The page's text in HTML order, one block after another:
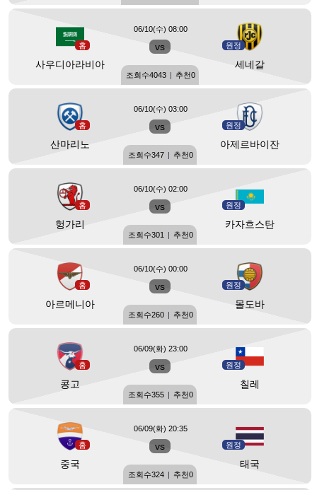
홈
사우디아라비아
vs 원정
세네갈
06/10(수) 08:00
조회수4043 | 추천0
홈
산마리노
vs 원정
아제르바이잔
06/10(수) 03:00
조회수347 | 추천0
홈
헝가리
vs 원정
카자흐스탄
06/10(수) 02:00
조회수301 | 추천0
홈
아르메니아
vs 원정
몰도바
06/10(수) 00:00
조회수260 | 추천0
홈
콩고
vs 원정
칠레
06/09(화) 23:00
조회수355 | 추천0
홈
중국
vs 원정
태국
06/09(화) 20:35
조회수324 | 추천0